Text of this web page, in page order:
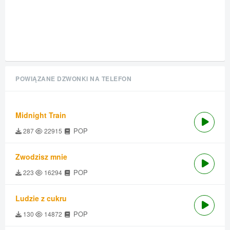
POWIĄZANE DZWONKI NA TELEFON
Midnight Train
287 22915 POP
Zwodzisz mnie
223 16294 POP
Ludzie z cukru
130 14872 POP